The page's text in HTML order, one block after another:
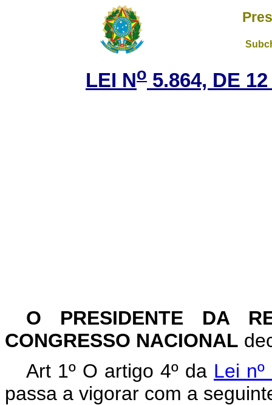
LEI No 5.864, DE
O PRESIDENTE DA
CONGRESSO NACIONAL
Art 1º O artigo 4º da Lei
passa a vigorar com a